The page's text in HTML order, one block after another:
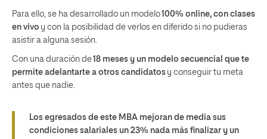
Para ello, se ha desarrollado un modelo100% online, con clases
en vivo y con la posibilidad de verlos en diferido si no pudieras
asistir a alguna sesión.
Con una duración de18 meses y un modelo secuencial que te
permite adelantarte a otros candidatos y conseguir tu meta
antes que nadie.
Los egresados de este MBA mejoran de media sus
condiciones salariales un 23% nada más finalizar y un